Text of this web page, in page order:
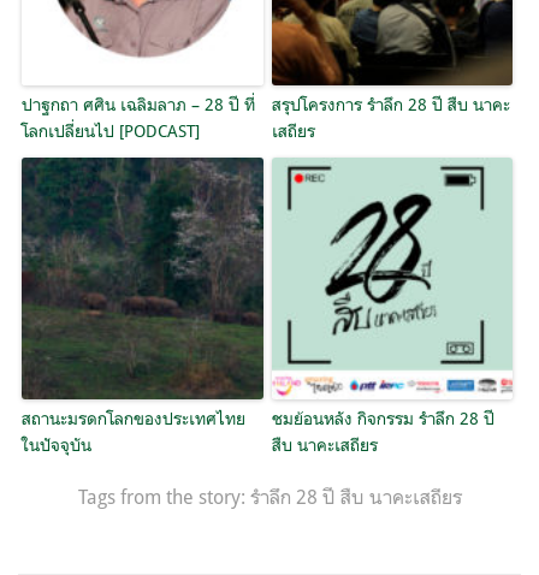
ปาฐกถา ศศิน เฉลิมลาภ – 28 ปี ที่
โลกเปลี่ยนไป [PODCAST]
สรุปโครงการ รำลึก 28 ปี สืบ นาคะ
เสถียร
สถานะมรดกโลกของประเทศไทย
ในปัจจุบัน
ชมย้อนหลัง กิจกรรม รำลึก 28 ปี
สืบ นาคะเสถียร
Tags from the story: รำลึก 28 ปี สืบ นาคะเสถียร